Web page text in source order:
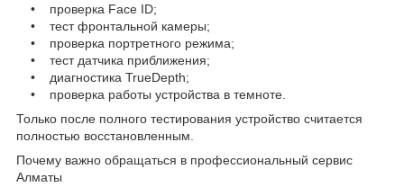
• проверка Face ID;
• тест фронтальной камеры;
• проверка портретного режима;
• тест датчика приближения;
• диагностика TrueDepth;
• проверка работы устройства в темноте.
Только после полного тестирования устройство считается
полностью восстановленным.
Почему важно обращаться в профессиональный сервис
Алматы